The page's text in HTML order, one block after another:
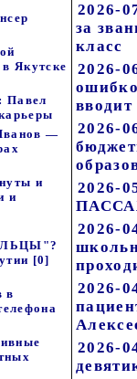
Якутске
Павел
—
и
и
[0]
в
2026-
за
класс
2026-
2026-
2026-
2026-
2026-
2026-